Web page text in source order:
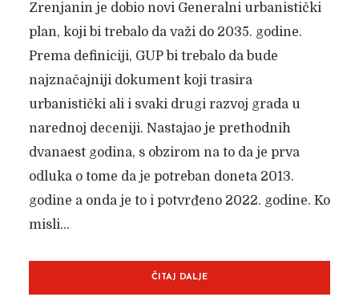
Zrenjanin je dobio novi Generalni urbanistički
plan, koji bi trebalo da važi do 2035. godine.
Prema definiciji, GUP bi trebalo da bude
najznačajniji dokument koji trasira
urbanistički ali i svaki drugi razvoj grada u
narednoj deceniji. Nastajao je prethodnih
dvanaest godina, s obzirom na to da je prva
odluka o tome da je potreban doneta 2013.
godine a onda je to i potvrđeno 2022. godine. Ko
misli...
ČITAJ DALJE